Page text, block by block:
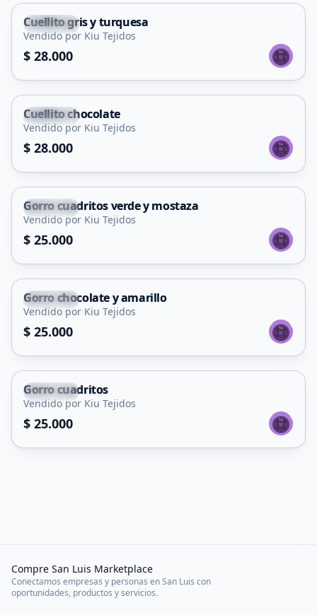
Capital
Cuellito gris y turquesa
Vendido por Kiu Tejidos
$ 28.000
Capital
Cuellito chocolate
Vendido por Kiu Tejidos
$ 28.000
Capital
Gorro cuadritos verde y mostaza
Vendido por Kiu Tejidos
$ 25.000
Capital
Gorro chocolate y amarillo
Vendido por Kiu Tejidos
$ 25.000
Capital
Gorro cuadritos
Vendido por Kiu Tejidos
$ 25.000
Compre San Luis Marketplace
Conectamos empresas y personas en San Luis con
oportunidades, productos y servicios.